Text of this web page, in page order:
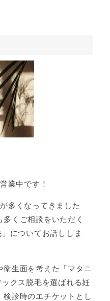
業中です！
多くなってきました
くご相談をいただく
についてお話ししま
生面を考えた「マタニ
クス脱毛を選ばれる妊
診時のエチケットとし